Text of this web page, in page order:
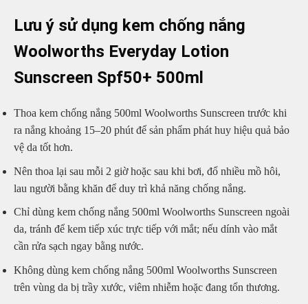
Lưu ý sử dụng kem chống nắng
Woolworths Everyday Lotion
Sunscreen Spf50+ 500ml
Thoa kem chống nắng 500ml Woolworths Sunscreen trước khi
ra nắng khoảng 15–20 phút để sản phẩm phát huy hiệu quả bảo
vệ da tốt hơn.
Nên thoa lại sau mỗi 2 giờ hoặc sau khi bơi, đổ nhiều mồ hôi,
lau người bằng khăn để duy trì khả năng chống nắng.
Chỉ dùng kem chống nắng 500ml Woolworths Sunscreen ngoài
da, tránh để kem tiếp xúc trực tiếp với mắt; nếu dính vào mắt
cần rửa sạch ngay bằng nước.
Không dùng kem chống nắng 500ml Woolworths Sunscreen
trên vùng da bị trầy xước, viêm nhiễm hoặc đang tổn thương.